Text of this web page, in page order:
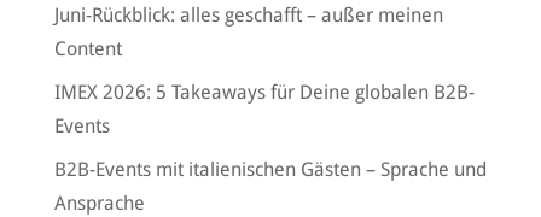
Juni-Rückblick: alles geschafft – außer meinen
Content
IMEX 2026: 5 Takeaways für Deine globalen B2B-
Events
B2B-Events mit italienischen Gästen – Sprache und
Ansprache